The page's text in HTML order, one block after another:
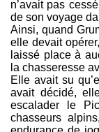
n’avait pas
de son voyage
Ainsi, quand
elle devait
laissé place à
la chasseresse
Elle avait su
avait décidé,
escalader le
chasseurs